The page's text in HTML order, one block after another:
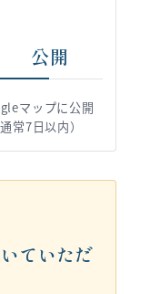
公開
マップに公開
通常7日以内）
ていただ